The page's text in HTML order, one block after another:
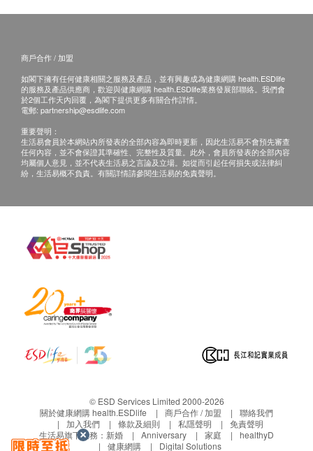
商戶合作 / 加盟
如閣下擁有任何健康相關之服務及產品，並有興趣成為健康網購 health.ESDlife
的服務及產品供應商，歡迎與健康網購 health.ESDlife業務發展部聯絡。我們會
於2個工作天內回覆，為閣下提供更多有關合作詳情。
電郵: partnership@esdlife.com
重要聲明：
生活易會員於本網站內所發表的全部內容為即時更新，因此生活易不會預先審查
任何內容，並不會保證其準確性、完整性及質量。此外，會員所發表的全部內容
均屬個人意見，並不代表生活易之言論及立場。如從而引起任何損失或法律糾
紛，生活易概不負責。有關詳情請參閱生活易的免責聲明。
© ESD Services Limited 2000-2026
關於健康網購 health.ESDlife
商戶合作 / 加盟
聯絡我們
加入我們
條款及細則 私隱聲明
免責聲明
生活易旗下業務： 新婚 Anniversary 家庭
healthyD
健康網購
Digital Solutions